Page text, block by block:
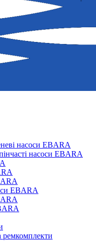
насоси EBARA
насоси EBARA
EBARA
ремкомплекти